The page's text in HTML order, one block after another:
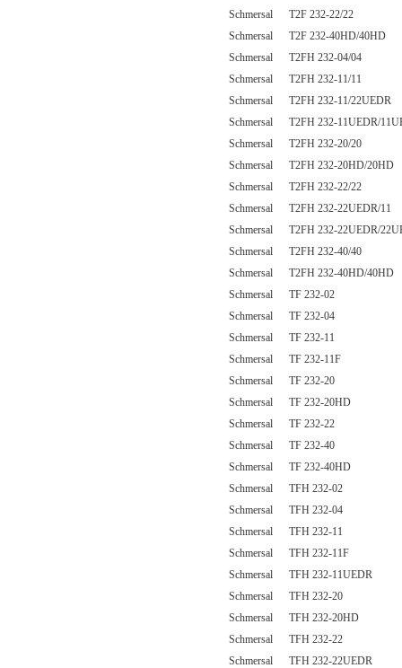
Schmersal T2F 232-22/22
Schmersal T2F 232-40HD/40HD
Schmersal T2FH 232-04/04
Schmersal T2FH 232-11/11
Schmersal T2FH 232-11/22UEDR
Schmersal T2FH 232-11UEDR/
Schmersal T2FH 232-20/20
Schmersal T2FH 232-20HD/20HD
Schmersal T2FH 232-22/22
Schmersal T2FH 232-22UEDR/11
Schmersal T2FH 232-22UEDR/
Schmersal T2FH 232-40/40
Schmersal T2FH 232-40HD/40HD
Schmersal TF 232-02
Schmersal TF 232-04
Schmersal TF 232-11
Schmersal TF 232-11F
Schmersal TF 232-20
Schmersal TF 232-20HD
Schmersal TF 232-22
Schmersal TF 232-40
Schmersal TF 232-40HD
Schmersal TFH 232-02
Schmersal TFH 232-04
Schmersal TFH 232-11
Schmersal TFH 232-11F
Schmersal TFH 232-11UEDR
Schmersal TFH 232-20
Schmersal TFH 232-20HD
Schmersal TFH 232-22
Schmersal TFH 232-22UEDR